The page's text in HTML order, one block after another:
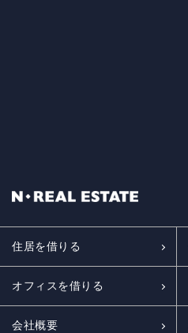
住居を借りる
オフィスを借りる
会社概要